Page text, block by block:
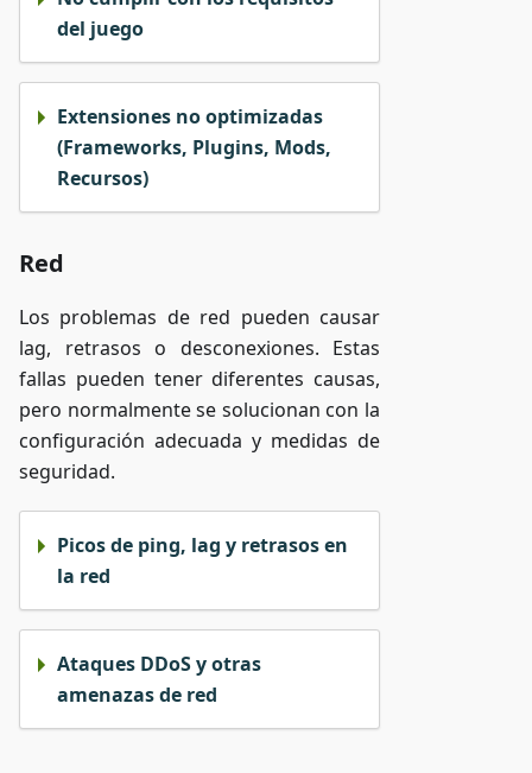
del juego
Extensiones no optimizadas
(Frameworks, Plugins, Mods,
Recursos)
Red
Los problemas de red pueden causar
lag, retrasos o desconexiones. Estas
fallas pueden tener diferentes causas,
pero normalmente se solucionan con la
configuración adecuada y medidas de
seguridad.
Picos de ping, lag y retrasos en
la red
Ataques DDoS y otras
amenazas de red